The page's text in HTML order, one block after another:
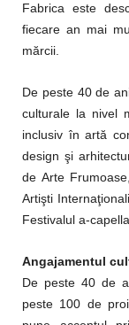
Fabrica este
fiecare an mai
mărcii.
De peste 40 de
culturale la nivel
inclusiv în artă
design şi
de Arte
Artişti
Festivalul a-
Angajamentul
De peste 40 de
peste 100 de